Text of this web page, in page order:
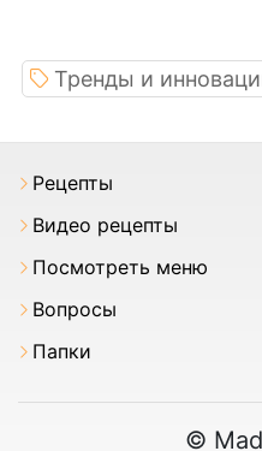
Тренды и
Pецепты
Видео рецепты
Посмотреть меню
Вопросы
Папки
©